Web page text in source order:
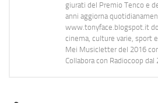
giurati del Premio Tenco e
anni aggiorna
www.tonyface.blogspot.it
cinema, culture varie, sport
Mei Musicletter del 2016
Collabora con Radiocoop dal